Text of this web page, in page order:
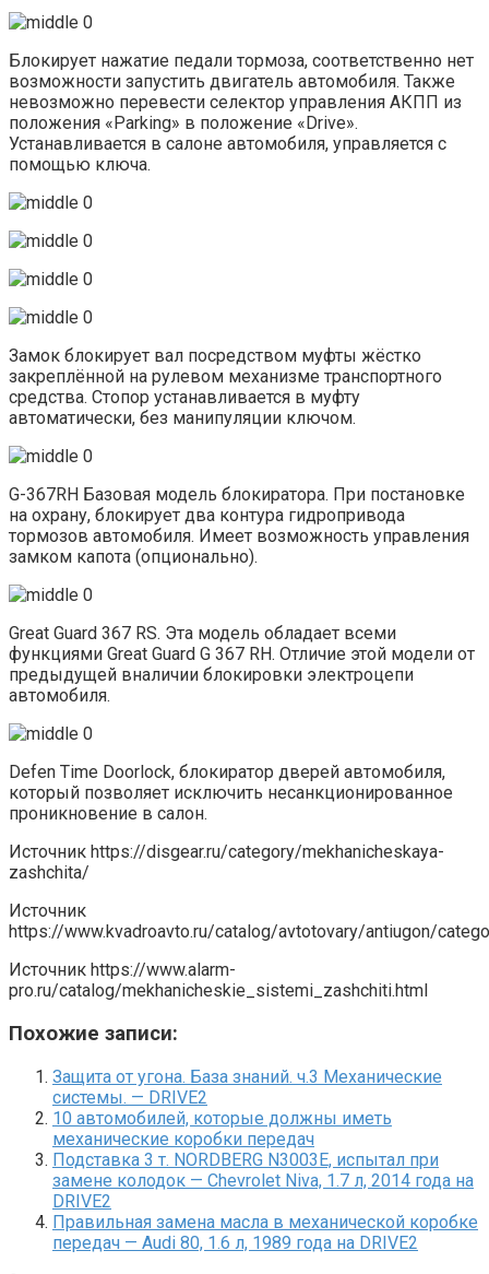
Блокирует нажатие педали тормоза, соответственно нет
возможности запустить двигатель автомобиля. Также
невозможно перевести селектор управления АКПП из
положения «Parking» в положение «Drive».
Устанавливается в салоне автомобиля, управляется с
помощью ключа.
Замок блокирует вал посредством муфты жёстко
закреплённой на рулевом механизме транспортного
средства. Стопор устанавливается в муфту
автоматически, без манипуляции ключом.
G-367RH Базовая модель блокиратора. При постановке
на охрану, блокирует два контура гидропривода
тормозов автомобиля. Имеет возможность управления
замком капота (опционально).
Great Guard 367 RS. Эта модель обладает всеми
функциями Great Guard G 367 RH. Отличие этой модели от
предыдущей вналичии блокировки электроцепи
автомобиля.
Defen Time Doorlock, блокиратор дверей автомобиля,
который позволяет исключить несанкционированное
проникновение в салон.
Источник https://disgear.ru/category/mekhanicheskaya-
zashchita/
Источник
https://www.kvadroavto.ru/catalog/avtotovary/antiugon/
Источник https://www.alarm-
pro.ru/catalog/mekhanicheskie_sistemi_zashchiti.html
Похожие записи:
Защита от угона. База знаний. ч.3 Механические
системы. — DRIVE2
10 автомобилей, которые должны иметь
механические коробки передач
Подставка 3 т. NORDBERG N3003E, испытал при
замене колодок — Chevrolet Niva, 1.7 л, 2014 года на
DRIVE2
Правильная замена масла в механической коробке
передач — Audi 80, 1.6 л, 1989 года на DRIVE2